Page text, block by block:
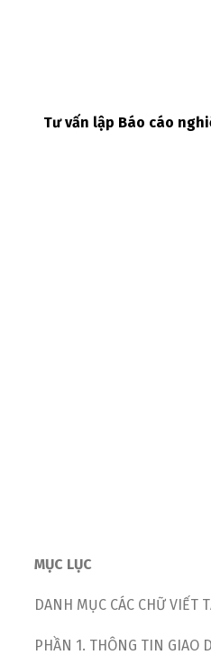
Tư vấn lập Báo cáo
MỤC LỤC
DANH MỤC CÁC CHỮ VIẾT
PHẦN 1. THÔNG TIN GIAO